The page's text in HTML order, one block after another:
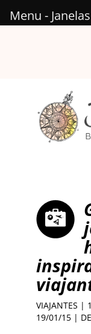
VIAJANTES |
19/01/15 |
Menu -